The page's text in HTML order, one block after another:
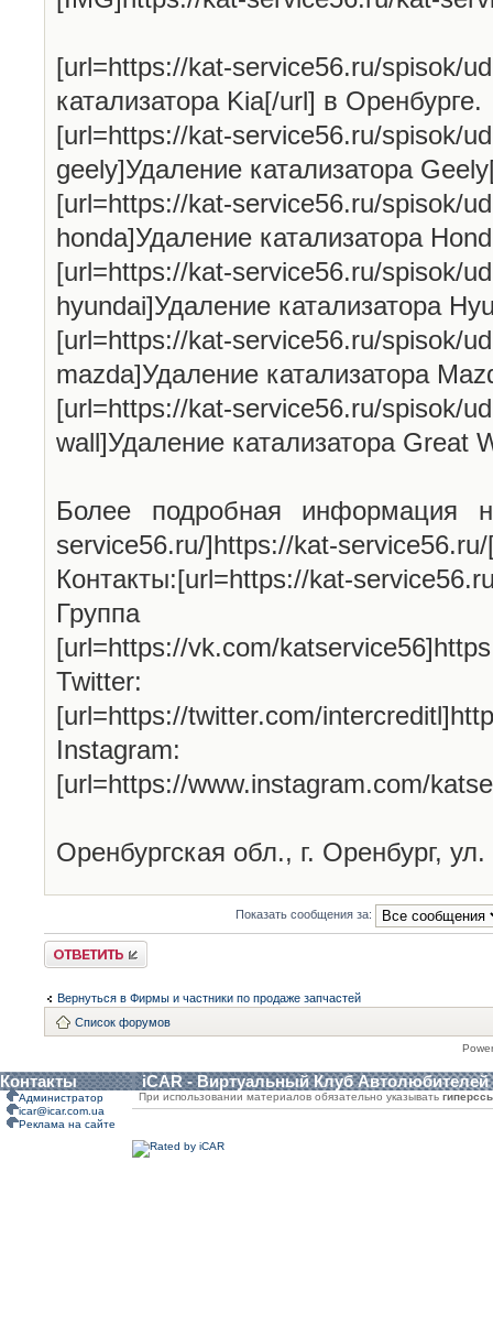
[url=https://kat-service56.ru/spisok/
катализатора Kia[/url] в Оренбурге.
[url=https://kat-service56.ru/spisok/
geely]Удаление катализатора
[url=https://kat-service56.ru/spisok/
honda]Удаление катализатора
[url=https://kat-service56.ru/spisok/
hyundai]Удаление катализатора
[url=https://kat-service56.ru/spisok/
mazda]Удаление катализатора
[url=https://kat-service56.ru/spisok/
wall]Удаление катализатора Great
Более подробная информация
service56.ru/]https://kat-
Контакты:[url=https://kat-
[url=https://vk.com/
Twitter:
[url=https://twitter.com/
Instagram:
[url=https://www.instagram.com/
Оренбургская обл., г. Оренбург,
Показать сообщения за:
Ответить
Вернуться в Фирмы и частники по продаже запчастей
Список форумов
Контакты iCAR - Виртуальный Клуб Автолюбителей
Администратор
icar@icar.com.ua
Реклама на сайте
При использовании материалов обязательно указывать